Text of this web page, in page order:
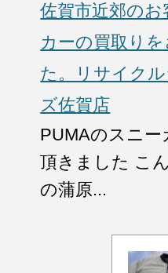
佐賀市近郊の
カーの買取り
た。リサイク
ズ佐賀店
PUMAのスニー
頂きました こ
の蒲原...